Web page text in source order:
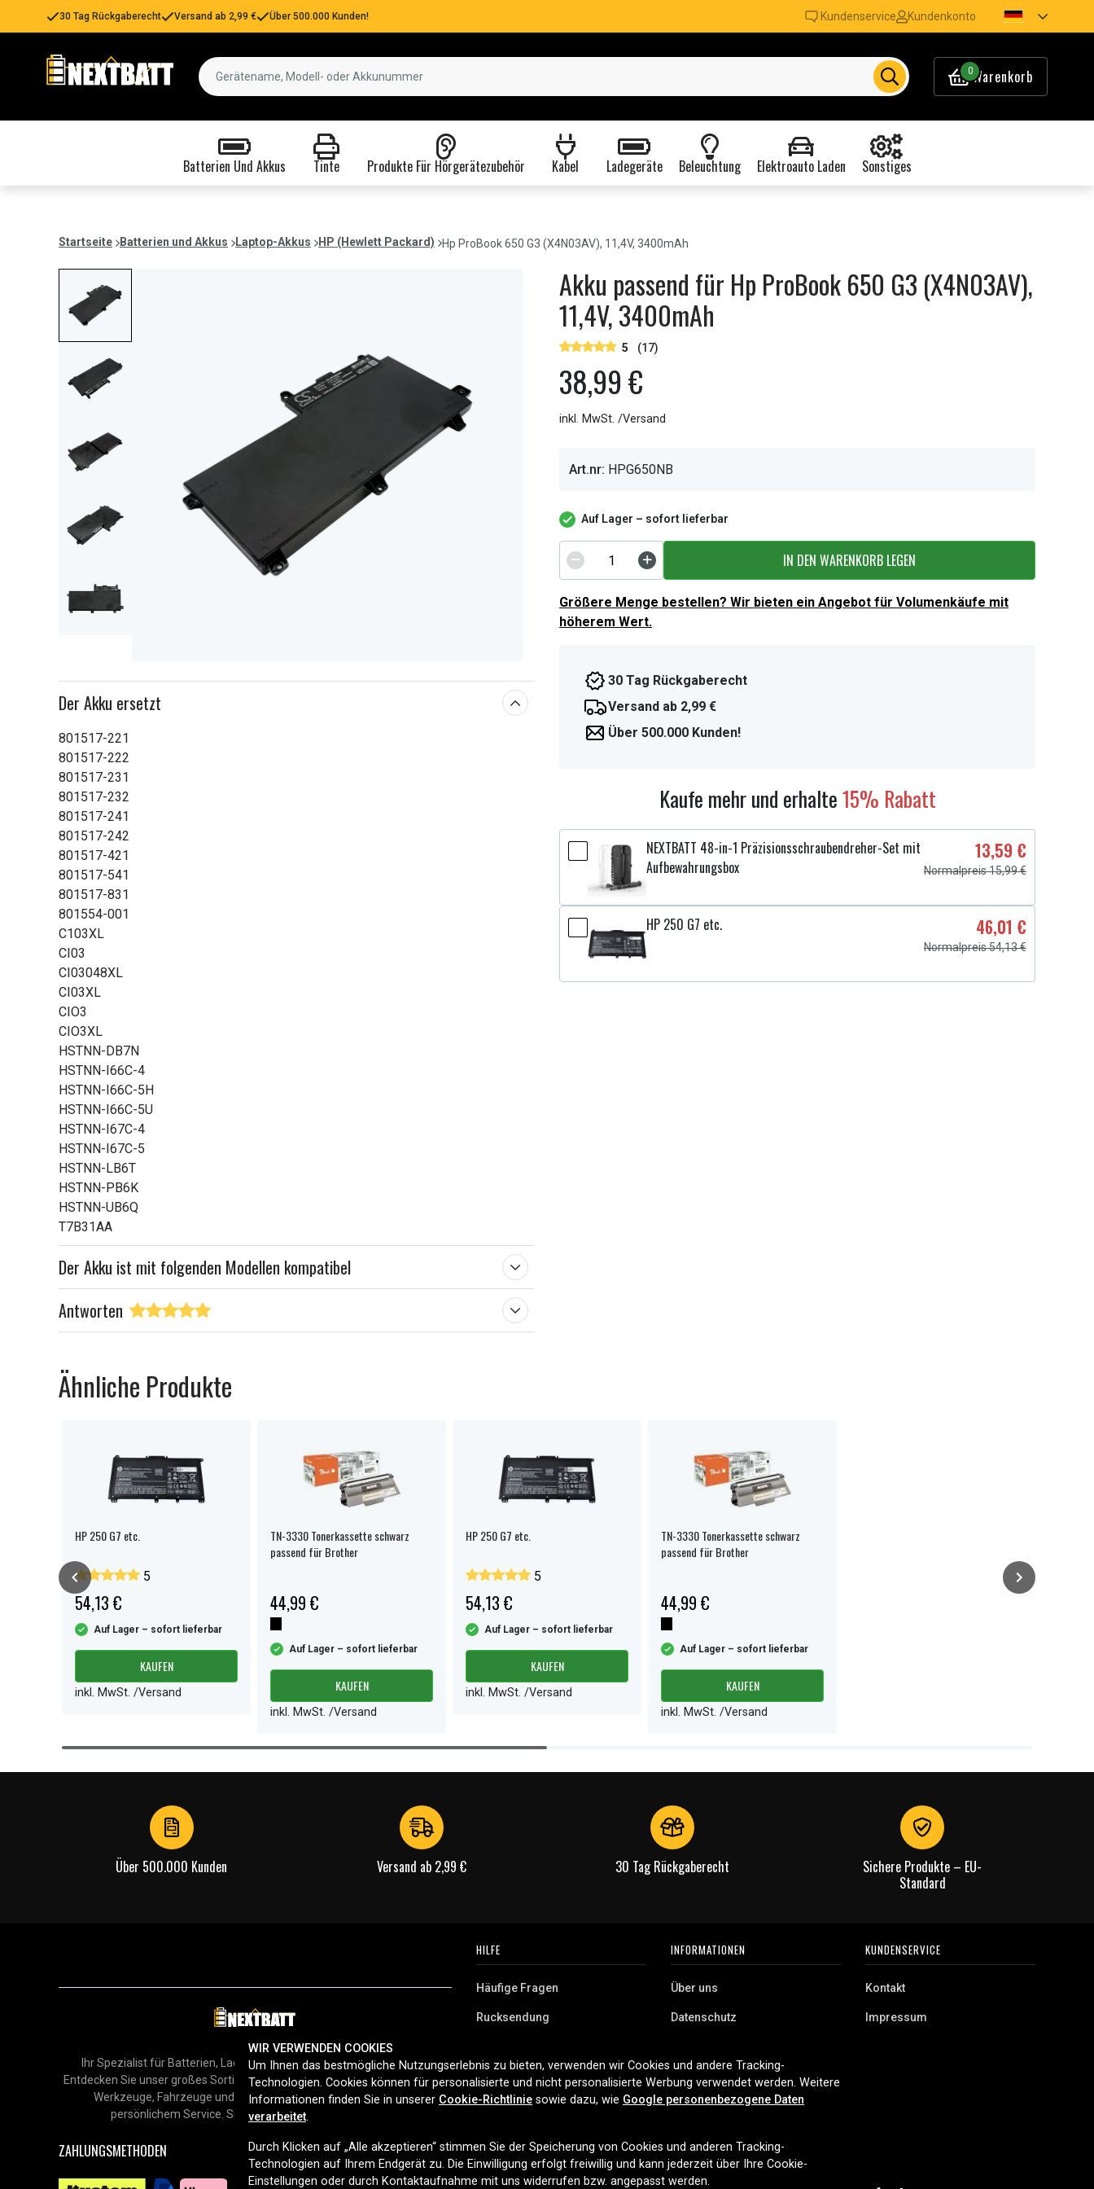
30 Tag Rückgaberecht Versand ab 2,99 € Über 500.000 Kunden! Kundenservice Kundenkonto
0Warenkorb
Batterien Und Akkus Tinte Produkte Für Hörgerätezubehör Kabel Ladegeräte Beleuchtung Elektroauto Laden Sonstiges
Startseite Batterien und Akkus Laptop-Akkus HP (Hewlett Packard) Hp ProBook 650 G3 (X4N03AV), 11,4V, 3400mAh
of
Der Akku ersetzt
801517-221
801517-222
801517-231
801517-232
801517-241
801517-242
801517-421
801517-541
801517-831
801554-001
C103XL
CI03
CI03048XL
CI03XL
CIO3
CIO3XL
HSTNN-DB7N
HSTNN-I66C-4
HSTNN-I66C-5H
HSTNN-I66C-5U
HSTNN-I67C-4
HSTNN-I67C-5
HSTNN-LB6T
HSTNN-PB6K
HSTNN-UB6Q
T7B31AA
Der Akku ist mit folgenden Modellen kompatibel
Antworten
Akku passend für Hp ProBook 650 G3 (X4N03AV),
11,4V, 3400mAh
5 (17)
38,99 €
inkl. MwSt. /Versand
Art.nr: HPG650NB
Auf Lager – sofort lieferbar
IN DEN WARENKORB LEGEN
Größere Menge bestellen? Wir bieten ein Angebot für Volumenkäufe mit
höherem Wert.
30 Tag Rückgaberecht
Versand ab 2,99 €
Über 500.000 Kunden!
Kaufe mehr und erhalte15% Rabatt
NEXTBATT 48-in-1 Präzisionsschraubendreher-Set mit
Aufbewahrungsbox
13,59 €
Normalpreis 15,99 €
HP 250 G7 etc. 46,01 €
Normalpreis 54,13 €
Ähnliche Produkte
HP 250 G7 etc.
5
54,13 €
Auf Lager – sofort lieferbar
KAUFEN
inkl. MwSt. /Versand
TN-3330 Tonerkassette schwarz
passend für Brother
44,99 €
Auf Lager – sofort lieferbar
KAUFEN
inkl. MwSt. /Versand
HP 250 G7 etc.
5
54,13 €
Auf Lager – sofort lieferbar
KAUFEN
inkl. MwSt. /Versand
TN-3330 Tonerkassette schwarz
passend für Brother
44,99 €
Auf Lager – sofort lieferbar
KAUFEN
inkl. MwSt. /Versand
Item
Über 500.000 Kunden Versand ab 2,99 € 30 Tag Rückgaberecht
Sichere Produkte – EU-
Standard
Ihr Spezialist für Batterien, Ladegeräte und Zubehör in Deutschland.
Entdecken Sie unser großes Sortiment für Smartphones, Haushaltsgeräte,
Werkzeuge, Fahrzeuge und mehr – mit schneller Lieferung und
persönlichem Service. Sicher online einkaufen seit 2006.
HILFE
Häufige Fragen
Rucksendung
INFORMATIONEN
Über uns
Datenschutz
KUNDENSERVICE
Kontakt
Impressum
ZAHLUNGSMETHODEN LIEFEROPTIONEN
WIR VERWENDEN COOKIES
Um Ihnen das bestmögliche Nutzungserlebnis zu bieten, verwenden wir Cookies und andere Tracking-
Technologien. Cookies können für personalisierte und nicht personalisierte Werbung verwendet werden. Weitere
Informationen finden Sie in unserer Cookie-Richtlinie sowie dazu, wie Google personenbezogene Daten
verarbeitet.
Durch Klicken auf „Alle akzeptieren“ stimmen Sie der Speicherung von Cookies und anderen Tracking-
Technologien auf Ihrem Endgerät zu. Die Einwilligung erfolgt freiwillig und kann jederzeit über Ihre Cookie-
Einstellungen oder durch Kontaktaufnahme mit uns widerrufen bzw. angepasst werden.